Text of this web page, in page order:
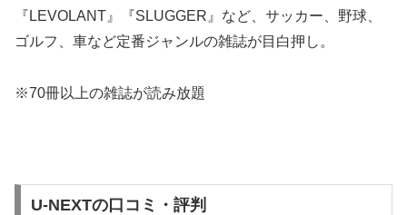
『LEVOLANT』『SLUGGER』など、サッカー、野球、
ゴルフ、車など定番ジャンルの雑誌が目白押し。
※70冊以上の雑誌が読み放題
U-NEXTの口コミ・評判